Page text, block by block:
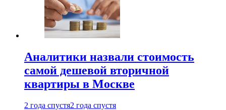
Аналитики назвали стоимость
самой дешевой вторичной
квартиры в Москве
2 года спустя2 года спустя